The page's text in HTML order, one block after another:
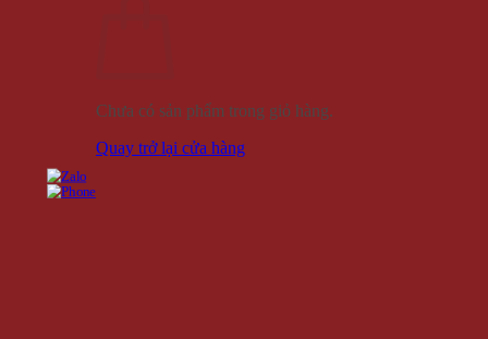
Chưa có sản phẩm trong giỏ hàng.
Quay trở lại cửa hàng